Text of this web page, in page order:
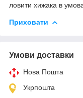
ловити хижака в
Приховати
Умови доставки
Нова Пошта
Укрпошта